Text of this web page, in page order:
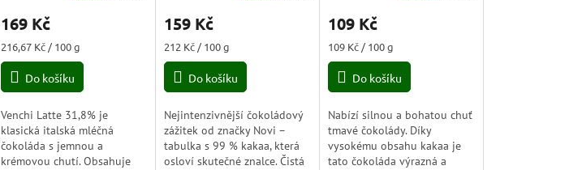
produktu
5,0
5
169 Kč
Měrná
cena:
216,67 Kč / 100 g
Do košíku
Venchi Latte 31,8% je
klasická italská mléčná
čokoláda s jemnou a
krémovou chutí. Obsahuje
159 Kč
Měrná
cena:
212 Kč / 100 g
Do košíku
Nejintenzivnější čokoládový
zážitek od značky Novi –
tabulka s 99 % kakaa, která
osloví skutečné znalce. Čistá
109 Kč
Měrná
cena:
109 Kč / 100 g
Do košíku
Nabízí silnou a bohatou chuť
tmavé čokolády. Díky
vysokému obsahu kakaa je
tato čokoláda výrazná a